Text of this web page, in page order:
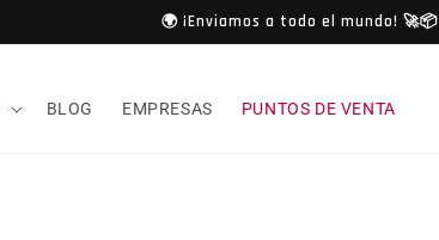
🌍 ¡Enviamos a todo el mundo! 🚀📦
BLOG EMPRESAS PUNTOS DE VENTA